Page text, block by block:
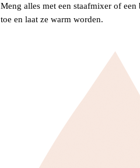
Meng alles met een staafmixer of
toe en laat ze warm worden.